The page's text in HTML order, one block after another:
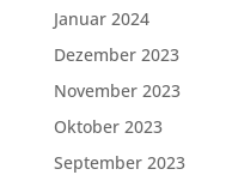
Januar 2024
Dezember 2023
November 2023
Oktober 2023
September 2023